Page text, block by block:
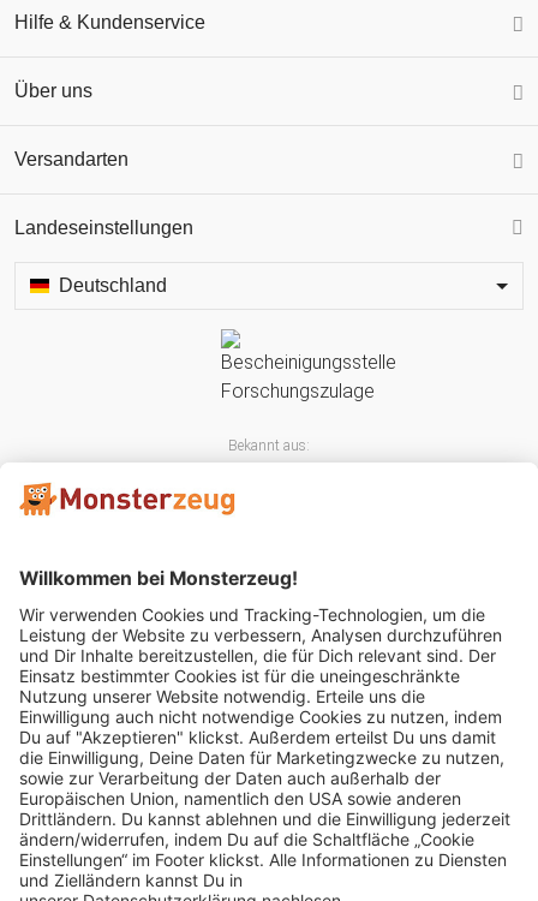
Hilfe & Kundenservice
Über uns
Versandarten
Landeseinstellungen
Deutschland
Bekannt aus:
Mitglied im: